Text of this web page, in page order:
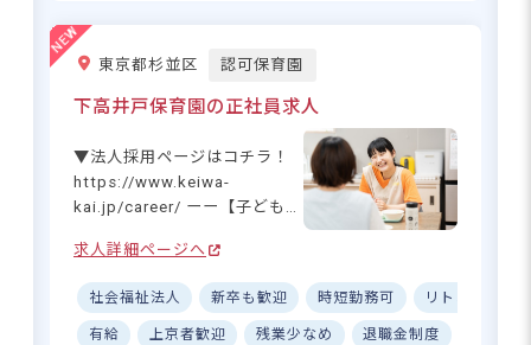
なく、急なお休みにも対応で
きる体制あり◎完全週休2日制
に加え、夏季・年末年始休暇
を合わせて10日以上の連休も
100％の実績も安心ポイント。
研修はすべて勤務時間内に行
われ、プライベートも大切に
ます。子どもとしっかり向き
る職場です！
住所
JR山手線「大塚駅」より徒歩14分、JR
山手線「巣鴨駅」より徒歩12分、東京メ
トロ丸ノ内線「新大塚駅」より徒歩12分
大塚駅よりバス、「南大塚一丁目」バス
停下車、徒歩5分
■自転車通勤可（無料駐輪場あり）
東京都杉並区 認可保育園
下高井戸保育園の正社員求人
▼法人採用ページはコチラ！
https://www.keiwa-
kai.jp/career/ ーー【子どもも
育園】 下高井戸保育園では、
子どもたちが「いきいきと遊
び、生活できる」環境づくり
を大切にしています。自分も
求人詳細ページへ
社会福祉法人 新卒も歓迎 時短勤務可 リトミック
有給 上京者歓迎 残業少なめ 退職金制度